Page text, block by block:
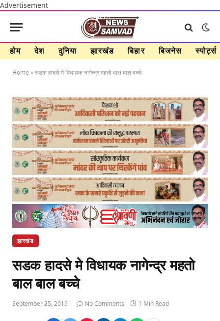
Advertisement
होम देश दुनिया झारखंड बिहार बिजनेस स्पोर्ट्स
Home »सडक हादसे मे विधायक नागेन्द्र महतो बाल बाल बच्चे
झारखंड
सडक हादसे मे विधायक नागेन्द्र महतो
बाल बाल बच्चे
September 25, 2019 No Comments 1 Min Read